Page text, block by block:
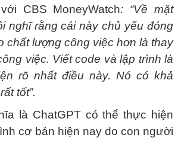
CBS MoneyWatch: “Về mặt
nghĩ rằng cái này chủ yếu đóng
chất lượng công việc hơn là thay
việc. Viết code và lập trình là
rõ nhất điều này. Nó có khả
tốt”.
là ChatGPT có thể thực hiện
cơ bản hiện nay do con người